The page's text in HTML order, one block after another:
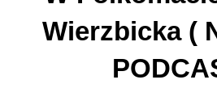
Wierzbicka (